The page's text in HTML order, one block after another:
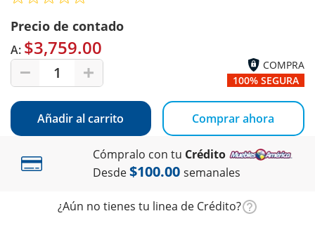
Precio de contado
A: $3,759.00
1
COMPRA
100% SEGURA
Añadir al carrito Comprar ahora
Cómpralo con tu Crédito
Desde$100.00 semanales
¿Aún no tienes tu linea de Crédito?